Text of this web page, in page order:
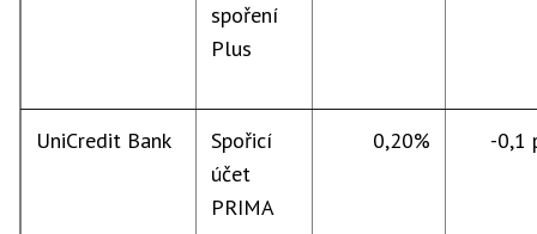
spoření
Plus
UniCredit Bank
Spořicí
účet
PRIMA
0,20% -0,1